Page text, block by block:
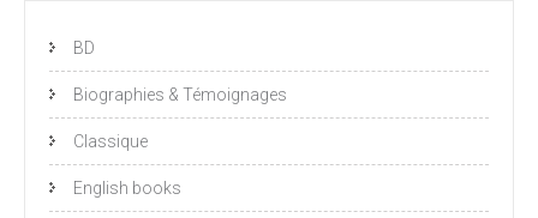
BD
Biographies & Témoignages
Classique
English books